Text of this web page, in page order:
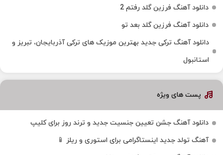
دانلود آهنگ فرزین گلد رفتم 2
دانلود آهنگ فرزین گلد بعد تو
دانلود آهنگ ترکی جدید بهترین موزیک‌ های ترکی آذربایجان، تبریز و
استانبول
پست های ویژه
دانلود آهنگ جشن تعیین جنسیت جدید و ترند روز برای کلیپ
آهنگ تولد جدید اینستاگرامی برای استوری و ریلز 📱